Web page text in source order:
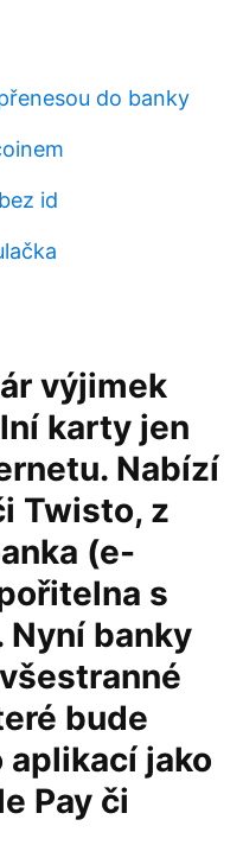
do banky
id
výjimek
karty jen
Nabízí
Twisto, z
(e-
s
Nyní banky
bude
aplikací jako
Pay či